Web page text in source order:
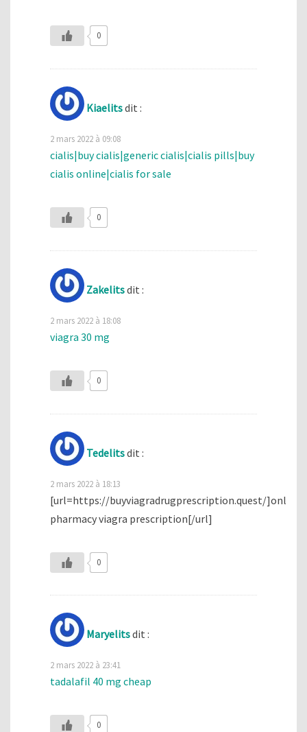
0
Kiaelitsdit :
2 mars 2022 à 09:08
cialis|buy cialis|generic cialis|cialis pills|buy
cialis online|cialis for sale
0
Zakelitsdit :
2 mars 2022 à 18:08
viagra 30 mg
0
Tedelitsdit :
2 mars 2022 à 18:13
[url=https://buyviagradrugprescription.quest/]online
pharmacy viagra prescription[/url]
0
Maryelitsdit :
2 mars 2022 à 23:41
tadalafil 40 mg cheap
0